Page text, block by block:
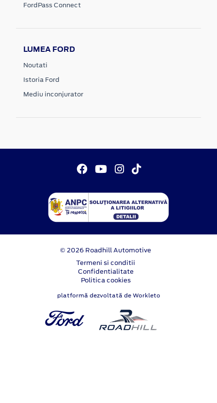
FordPass Connect
LUMEA FORD
Noutati
Istoria Ford
Mediu inconjurator
© 2026 Roadhill Automotive
Termeni si conditii
Confidentialitate
Politica cookies
platformă dezvoltată de Workleto